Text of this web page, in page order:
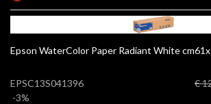
Epson WaterColor Paper Radiant White
EPSC13S041396
-3%
€